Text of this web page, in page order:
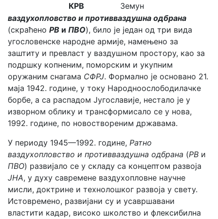
КРВ
Земун
ваздухопловство и противваздушна одбрана
(скраћено РВ и ПВО), било је један од три вида
угословенске народне армије, намењено за
заштиту и превласт у ваздушном простору, као за
подршку копненим, поморским и укупним
оружаним снагама СФРЈ. Формално је основано 21.
маја 1942. године, у току Народноослободилачке
борбе, а са распадом Југославије, нестало је у
изворном облику и трансформисало се у нова,
1992. године, по новоствореним државама.
У периоду 1945—1992. године, Ратно
ваздухопловство и противваздушна одбрана (РВ и
ПВО) развијало се у складу са концептом развоја
ЈНА, у духу савремене ваздухопловне научне
мисли, доктрине и технолошког развоја у свету.
Истовремено, развијани су и усавршавани
властити кадар, високо школство и флексибилна